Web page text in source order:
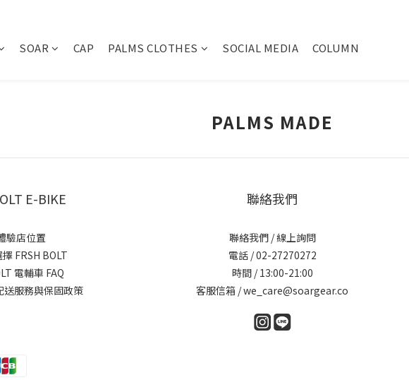
SOAR CAP PALMS CLOTHES SOCIAL MEDIA COLUMN
PALMS MADE
E-BIKE
驗店位置
FRSH BOLT
電輔車 FAQ
送服務與保固政策
聯絡我們
聯絡我們 / 線上詢問
電話 / 02-27270272
時間 / 13:00-21:00
客服信箱 / we_care@soargear.co